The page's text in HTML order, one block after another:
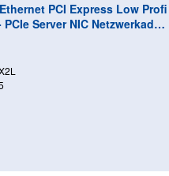
PCI Express Low Profi
Server NIC Netzwerkadap
s - Netzwerkadapter - PCI
Ethernet x 1